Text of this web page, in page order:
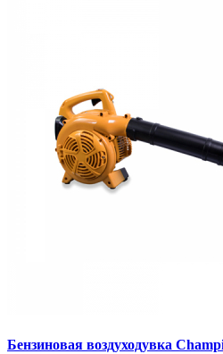
Бензиновая воздуходувка